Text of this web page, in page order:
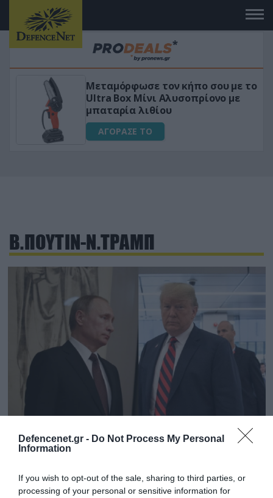
Defencenet.gr - Do Not Process My Personal
Information
If you wish to opt-out of the sale, sharing to third parties, or
processing of your personal or sensitive information for
Μεταμόρφωσε τον κήπο σου με το
Ultra Box Μίνι Αλυσοπρίονο με
μπαταρία λιθίου
ΑΓΟΡΑΣΕ ΤΟ
Β.ΠΟΥΤΙΝ-Ν.ΤΡΑΜΠ
29.05.2025 | 16:20
Ν.Πεσκόφ: «Ο Β.Πούτιν δεν σχεδιάζει προς
Ν.Τραμπ»